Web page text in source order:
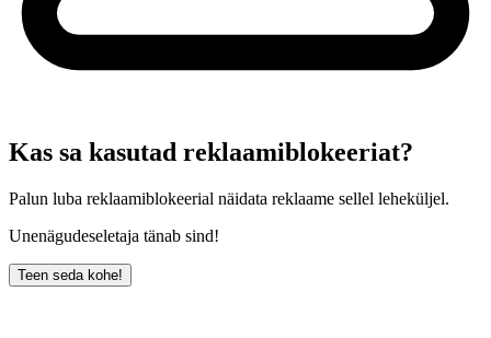
Kas sa kasutad reklaamiblokeeriat?
Palun luba reklaamiblokeerial näidata reklaame sellel leheküljel.
Unenägudeseletaja tänab sind!
Teen seda kohe!